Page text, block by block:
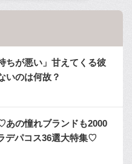
ちが悪い」甘えてくる彼
いのは何故？
あの憧れブランドも2000
デパコス36選大特集♡